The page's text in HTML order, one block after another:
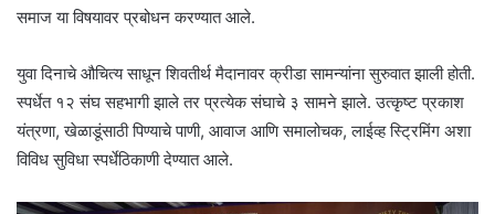
समाज या विषयावर प्रबोधन करण्यात आले.
युवा दिनाचे औचित्य साधून शिवतीर्थ मैदानावर क्रीडा सामन्यांना सुरुवात झाली होती.
स्पर्धेत १२ संघ सहभागी झाले तर प्रत्येक संघाचे ३ सामने झाले. उत्कृष्ट प्रकाश
यंत्रणा, खेळाडूंसाठी पिण्याचे पाणी, आवाज आणि समालोचक, लाईव्ह स्ट्रिमिंग अशा
विविध सुविधा स्पर्धेठिकाणी देण्यात आले.